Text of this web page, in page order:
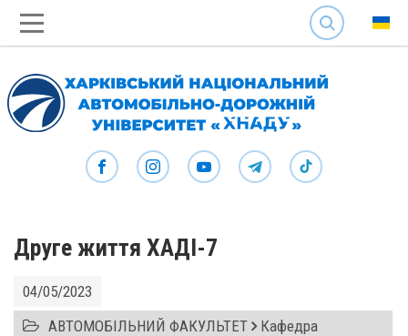
SEARCH
Друге життя ХАДІ-7
04/05/2023
АВТОМОБІЛЬНИЙ ФАКУЛЬТЕТ Кафедра